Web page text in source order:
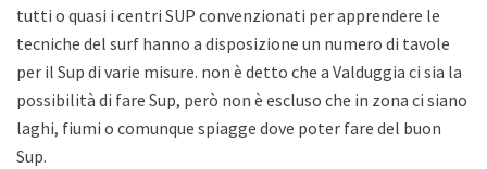
tutti o quasi i centri SUP convenzionati per apprendere le
tecniche del surf hanno a disposizione un numero di tavole
per il Sup di varie misure. non è detto che a Valduggia ci sia la
possibilità di fare Sup, però non è escluso che in zona ci siano
laghi, fiumi o comunque spiagge dove poter fare del buon
Sup.